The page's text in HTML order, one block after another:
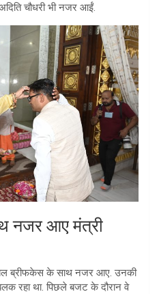
चौधरी भी नजर आईं.
नजर आए मंत्री
ब्रीफकेस के साथ नजर आए. उनकी
रहा था. पिछले बजट के दौरान वे